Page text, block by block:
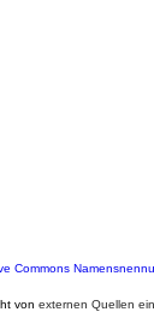
Commons
von externen Quellen